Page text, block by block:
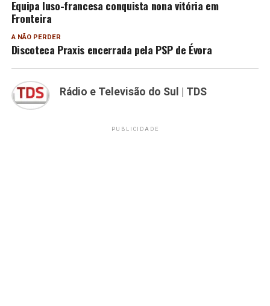
Equipa luso-francesa conquista nona vitória em
Fronteira
A NÃO PERDER
Discoteca Praxis encerrada pela PSP de Évora
Rádio e Televisão do Sul | TDS
PUBLICIDADE